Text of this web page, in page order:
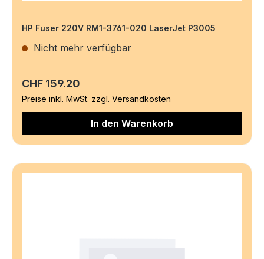
HP Fuser 220V RM1-3761-020 LaserJet P3005
Nicht mehr verfügbar
Regulärer Preis:
CHF 159.20
Preise inkl. MwSt. zzgl. Versandkosten
In den Warenkorb